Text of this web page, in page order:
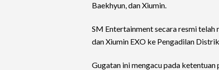
Baekhyun, dan Xiumin.
SM Entertainment secara resmi telah
dan Xiumin EXO ke Pengadilan
Gugatan ini mengacu pada